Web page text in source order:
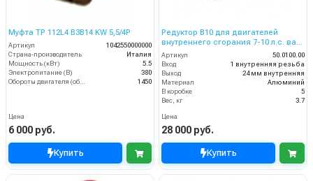
Муфта TP 112L4 B3B14 KW 5,5/4P
Артикул
1042550000000
Страна-производитель
Италия
Мощность (кВт)
5.5
Электропитание (В)
380
Обороты двигателя (об/мин)
1450
Цена
6 000 руб.
Купить
Редуктор B10 для двигателей
внутреннего сгорания 7-10 л.с. вал
дв. 25,4 мм - 1 насос 24
Артикул
50.0100.00
Вход
1 внутренняя резьба
Выход
24 мм внутренняя
Материал
Алюминий
В коробке
5
Вес, кг
3.7
Цена
28 000 руб.
Купить